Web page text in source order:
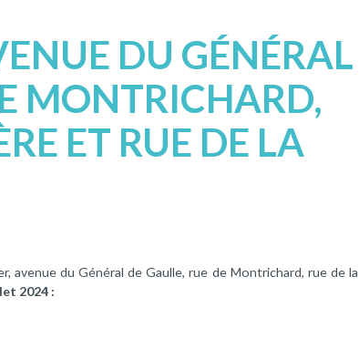
DU GÉNÉRAL
MONTRICHARD,
ET RUE DE LA
avenue du Général de Gaulle, rue de Montrichard, rue de la
2024 :